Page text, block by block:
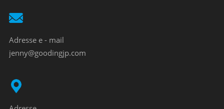
Adresse e - mail
jenny@goodingjp.com